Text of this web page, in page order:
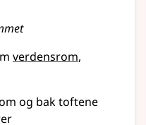
verdensrom
og bak toftene